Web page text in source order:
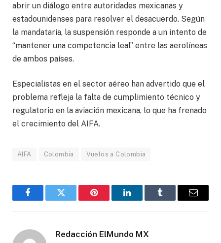
abrir un diálogo entre autoridades mexicanas y
estadounidenses para resolver el desacuerdo. Según
la mandataria, la suspensión responde a un intento de
“mantener una competencia leal” entre las aerolíneas
de ambos países.
Especialistas en el sector aéreo han advertido que el
problema refleja la falta de cumplimiento técnico y
regulatorio en la aviación mexicana, lo que ha frenado
el crecimiento del AIFA.
AIFA Colombia Vuelos a Colombia
FacebookGorjeo Pinterest LinkedInTumblr
Correo
Redacción ElMundo MX